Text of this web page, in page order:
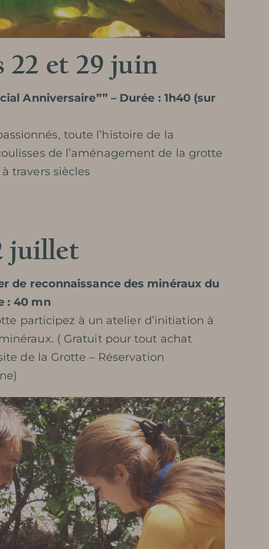
22 et 29 juin
Anniversaire”” – Durée : 1h40 (sur
toute l’histoire de la
de l’aménagement de la grotte
travers siècles
juillet
de reconnaissance des minéraux du
: 40 mn
participez à un atelier d’initiation à
( Gratuit pour tout achat
de la Grotte – Réservation